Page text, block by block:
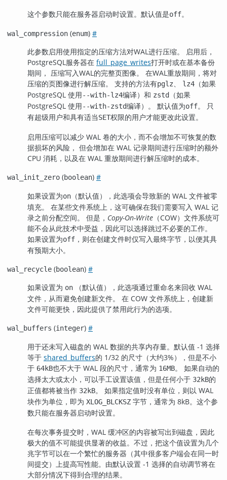
这个参数只能在服务器启动时设置。默认值是off。
wal_compression (enum) #
此参数启用使用指定的压缩方法对WAL进行压缩。 启用后，
PostgreSQL服务器在 full_page_writes打开时或在基本备份
期间， 压缩写入WAL的完整页图像。 在WAL重放期间，将对
压缩的页图像进行解压缩。 支持的方法有pglz、 lz4 （如果
PostgreSQL 使用--with-lz4编译）和 zstd
（如果
PostgreSQL 使用--with-zstd编译）。 默认值为off。 只
有超级用户和具有适当SET权限的用户才能更改此设置。
启用压缩可以减少 WAL 卷的大小，而不会增加不可恢复的数
据损坏的风险， 但会增加在 WAL 记录期间进行压缩时的额外
CPU 消耗，以及在 WAL 重放期间进行解压缩时的成本。
wal_init_zero (boolean) #
如果设置为on （默认值），此选项会导致新的 WAL 文件被零
填充。 在某些文件系统上，这可确保在我们需要写入 WAL 记
录之前分配空间。 但是， Copy-On-Write （COW）文件系统可
能不会从此技术中受益，因此可以选择跳过不必要的工作。
如果设置为off ，则在创建文件时仅写入最终字节，以便其具
有预期大小。
wal_recycle (boolean) #
如果设置为 on （默认值），此选项通过重命名来回收 WAL
文件，从而避免创建新文件。 在 COW 文件系统上，创建新
文件可能更快，因此提供了禁用此行为的选项。
wal_buffers (integer) #
用于还未写入磁盘的 WAL 数据的共享内存量。默认值 -1 选择
等于 shared_buffers的 1/32 的尺寸（大约3%），但是不小
于 64kB也不大于 WAL 段的尺寸，通常为 16MB。 如果自动的
选择太大或太小，可以手工设置该值，但是任何小于 32kB的
正值都将被当作 32kB。 如果指定值时没有单位，则以 WAL
块作为单位，即为 XLOG_BLCKSZ 字节，通常为 8kB。这个参
数只能在服务器启动时设置。
在每次事务提交时，WAL 缓冲区的内容被写出到磁盘，因此
极大的值不可能提供显著的收益。不过，把这个值设置为几个
兆字节可以在一个繁忙的服务器（其中很多客户端会在同一时
间提交）上提高写性能。由默认设置 -1 选择的自动调节将在
大部分情况下得到合理的结果。